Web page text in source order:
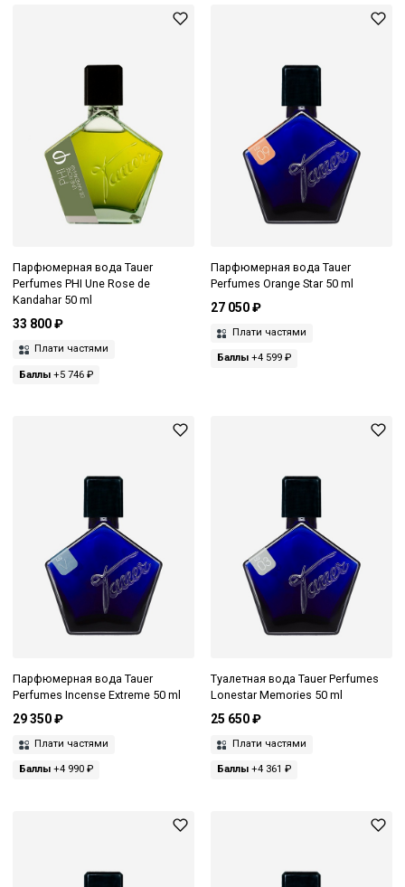
Парфюмерная вода Tauer
Perfumes PHI Une Rose de
Kandahar 50 ml
33 800 ₽
Плати частями
Баллы +5 746 ₽
Парфюмерная вода Tauer
Perfumes Orange Star 50 ml
27 050 ₽
Плати частями
Баллы+4 599 ₽
Парфюмерная вода Tauer
Perfumes Incense Extreme 50 ml
29 350 ₽
Плати частями
Баллы +4 990 ₽
Туалетная вода Tauer Perfumes
Lonestar Memories 50 ml
25 650 ₽
Плати частями
Баллы+4 361 ₽